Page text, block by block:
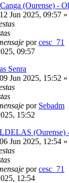
(Ourense) -
12 Jun 2025, 09:57 »
porcesc_71
09:57
Senra
09 Jun 2025, 15:52 »
por Sebadm
15:52
(Ourense)
06 Jun 2025, 12:54 »
porcesc_71
12:54